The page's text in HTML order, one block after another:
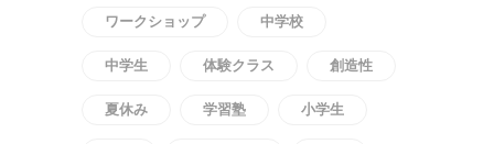
ワークショップ 中学校
中学生 体験クラス 創造性
夏休み 学習塾 小学生